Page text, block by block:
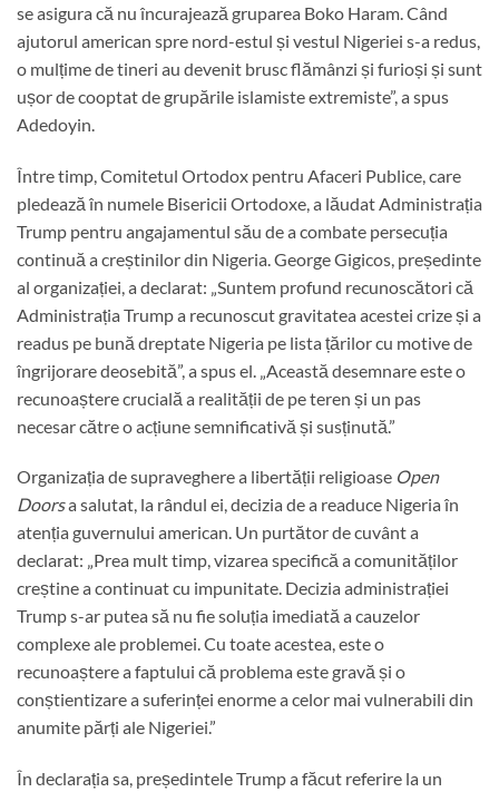
se asigura că nu încurajează gruparea Boko Haram. Când
ajutorul american spre nord-estul și vestul Nigeriei s-a redus,
o mulțime de tineri au devenit brusc flămânzi și furioși și sunt
ușor de cooptat de grupările islamiste extremiste”, a spus
Adedoyin.
Între timp, Comitetul Ortodox pentru Afaceri Publice, care
pledează în numele Bisericii Ortodoxe, a lăudat Administrația
Trump pentru angajamentul său de a combate persecuția
continuă a creștinilor din Nigeria. George Gigicos, președinte
al organizației, a declarat: „Suntem profund recunoscători că
Administrația Trump a recunoscut gravitatea acestei crize și a
readus pe bună dreptate Nigeria pe lista țărilor cu motive de
îngrijorare deosebită”, a spus el. „Această desemnare este o
recunoaștere crucială a realității de pe teren și un pas
necesar către o acțiune semnificativă și susținută.”
Organizația de supraveghere a libertății religioase Open
Doorsa salutat, la rândul ei, decizia de a readuce Nigeria în
atenția guvernului american. Un purtător de cuvânt a
declarat: „Prea mult timp, vizarea specifică a comunităților
creștine a continuat cu impunitate. Decizia administrației
Trump s-ar putea să nu fie soluția imediată a cauzelor
complexe ale problemei. Cu toate acestea, este o
recunoaștere a faptului că problema este gravă și o
conștientizare a suferinței enorme a celor mai vulnerabili din
anumite părți ale Nigeriei.”
În declarația sa, președintele Trump a făcut referire la un